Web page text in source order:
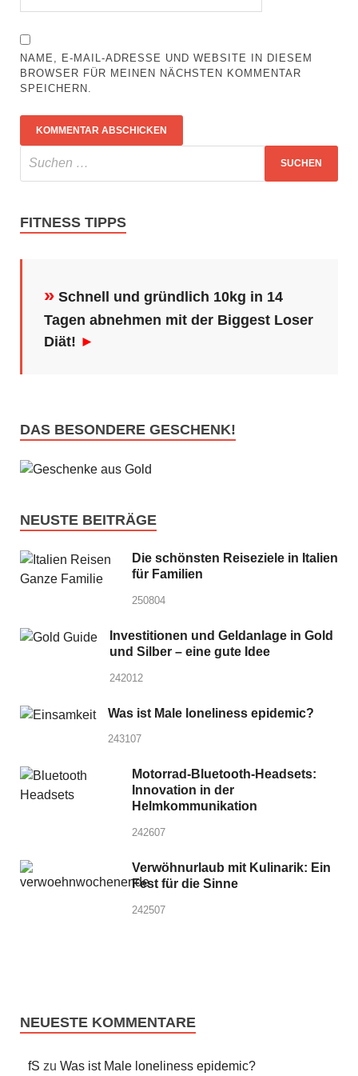
NAME, E-MAIL-ADRESSE UND WEBSITE IN DIESEM
BROWSER FÜR MEINEN NÄCHSTEN KOMMENTAR
SPEICHERN.
FITNESS TIPPS
» Schnell und gründlich 10kg in 14
Tagen abnehmen mit der Biggest Loser
Diät! ►
DAS BESONDERE GESCHENK!
NEUSTE BEITRÄGE
Die schönsten Reiseziele in Italien
für Familien
250804
Investitionen und Geldanlage in Gold
und Silber – eine gute Idee
242012
Was ist Male loneliness epidemic?
243107
Motorrad-Bluetooth-Headsets:
Innovation in der
Helmkommunikation
242607
Verwöhnurlaub mit Kulinarik: Ein
Fest für die Sinne
242507
NEUESTE KOMMENTARE
fS zu Was ist Male loneliness epidemic?